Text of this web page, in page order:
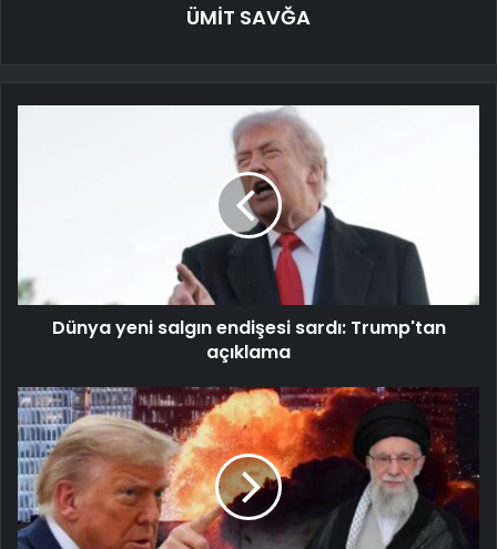
ÜMİT SAVĞA
Dünya yeni salgın endişesi sardı: Trump'tan
açıklama